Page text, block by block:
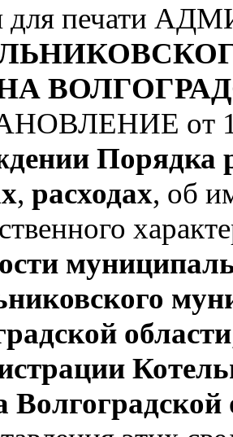
для печати
от
Порядка
, расходах, об
области
Волгоградской